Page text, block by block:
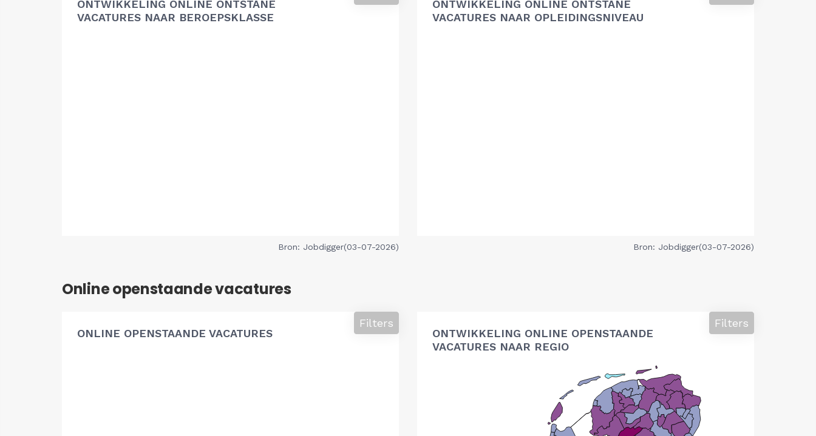
ONTWIKKELING ONLINE ONTSTANE
VACATURES NAAR BEROEPSKLASSE
Bron: Jobdigger(03-07-2026)
ONTWIKKELING ONLINE ONTSTANE
VACATURES NAAR OPLEIDINGSNIVEAU
Bron: Jobdigger(03-07-2026)
Online openstaande vacatures
ONLINE OPENSTAANDE VACATURES
Filters
ONTWIKKELING ONLINE OPENSTAANDE
VACATURES NAAR REGIO
Filters